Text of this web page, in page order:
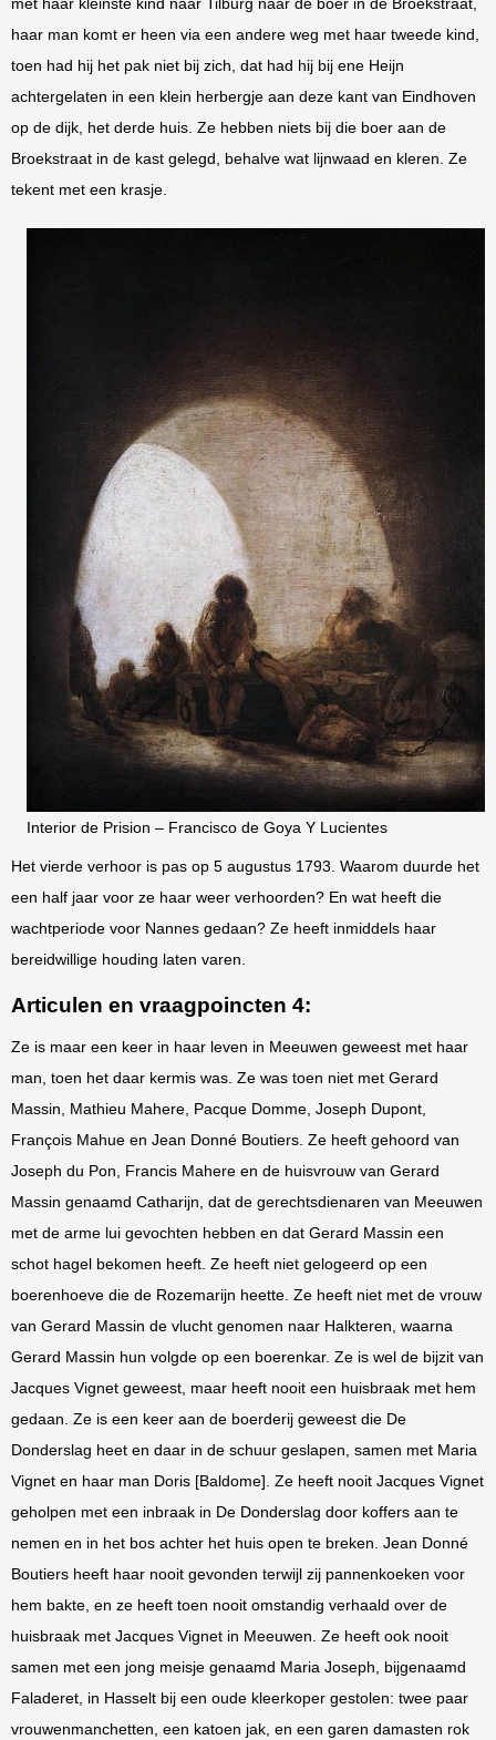
haar man komt er heen via een andere weg met haar tweede kind,
toen had hij het pak niet bij zich, dat had hij bij ene Heijn
achtergelaten in een klein herbergje aan deze kant van Eindhoven
op de dijk, het derde huis. Ze hebben niets bij die boer aan de
Broekstraat in de kast gelegd, behalve wat lijnwaad en kleren. Ze
tekent met een krasje.
Interior de Prision – Francisco de Goya Y Lucientes
Het vierde verhoor is pas op 5 augustus 1793. Waarom duurde het
een half jaar voor ze haar weer verhoorden? En wat heeft die
wachtperiode voor Nannes gedaan? Ze heeft inmiddels haar
bereidwillige houding laten varen.
Articulen en vraagpoincten 4:
Ze is maar een keer in haar leven in Meeuwen geweest met haar
man, toen het daar kermis was. Ze was toen niet met Gerard
Massin, Mathieu Mahere, Pacque Domme, Joseph Dupont,
François Mahue en Jean Donné Boutiers. Ze heeft gehoord van
Joseph du Pon, Francis Mahere en de huisvrouw van Gerard
Massin genaamd Catharijn, dat de gerechtsdienaren van Meeuwen
met de arme lui gevochten hebben en dat Gerard Massin een
schot hagel bekomen heeft. Ze heeft niet gelogeerd op een
boerenhoeve die de Rozemarijn heette. Ze heeft niet met de vrouw
van Gerard Massin de vlucht genomen naar Halkteren, waarna
Gerard Massin hun volgde op een boerenkar. Ze is wel de bijzit van
Jacques Vignet geweest, maar heeft nooit een huisbraak met hem
gedaan. Ze is een keer aan de boerderij geweest die De
Donderslag heet en daar in de schuur geslapen, samen met Maria
Vignet en haar man Doris [Baldome]. Ze heeft nooit Jacques Vignet
geholpen met een inbraak in De Donderslag door koffers aan te
nemen en in het bos achter het huis open te breken. Jean Donné
Boutiers heeft haar nooit gevonden terwijl zij pannenkoeken voor
hem bakte, en ze heeft toen nooit omstandig verhaald over de
huisbraak met Jacques Vignet in Meeuwen. Ze heeft ook nooit
samen met een jong meisje genaamd Maria Joseph, bijgenaamd
Faladeret, in Hasselt bij een oude kleerkoper gestolen: twee paar
vrouwenmanchetten, een katoen jak, en een garen damasten rok